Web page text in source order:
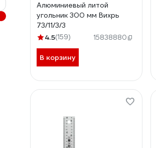
Алюминиевый литой
угольник 300 мм Вихрь
73/11/3/3
4.5(159) 15838880
В корзину